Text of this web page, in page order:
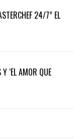
24/7” EL
‘EL AMOR QUE